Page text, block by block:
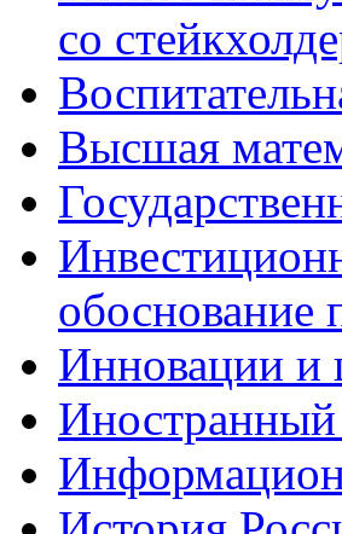
со
Высшая
обоснование
Инновации и